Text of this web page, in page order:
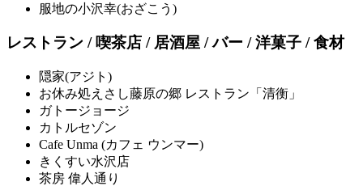
服地の小沢幸(おざこう)
レストラン / 喫茶店 / 居酒屋 / バー / 洋菓子 / 食材
隠家(アジト)
お休み処えさし藤原の郷 レストラン「清衡」
ガトージョージ
カトルセゾン
Cafe Unma (カフェ ウンマー)
きくすい水沢店
茶房 偉人通り